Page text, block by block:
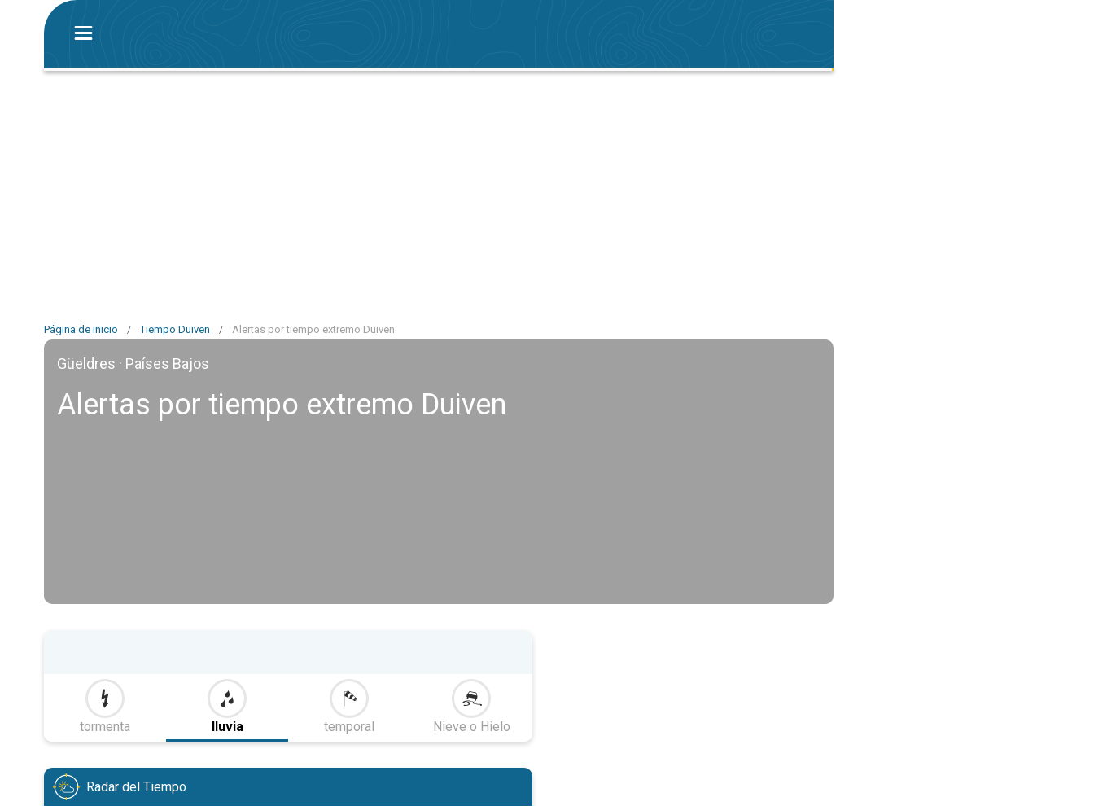
Página de inicio / Tiempo Duiven / Alertas por tiempo extremo Duiven
Güeldres · Países Bajos
Alertas por tiempo extremo Duiven
tormenta lluvia temporal Nieve o Hielo
Radar del Tiempo